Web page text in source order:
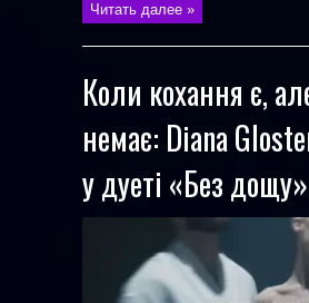
Читать далее »
Коли кохання є,
немає: Diana
у дуеті «Без дощу»